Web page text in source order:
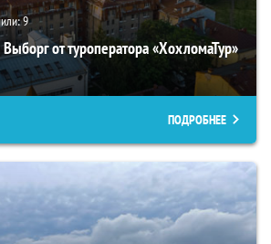
9
от туроператора «ХохломаТур»
ПОДРОБНЕЕ